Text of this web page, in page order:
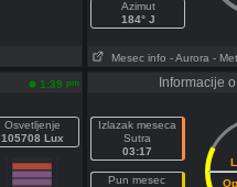
Azimut
184° J
Mesec info - Aurora -
1:39 pm
Osvetljenje
105708 Lux
Informacije
Izlazak meseca
Sutra
03:17
Pun mesec